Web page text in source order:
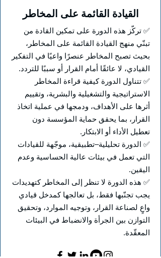
القيادة القائمة على المخاطر
✅ تركّز هذه الدورة على تمكين القادة من
تبنّي منهج القيادة القائمة على المخاطر،
بحيث تصبح المخاطر عنصرًا واعيًا في التفكير
القيادي، لا عائقًا أمام القرار أو سببًا للتردد.
✅ تتناول الدورة كيفية قراءة المخاطر
الاستراتيجية والتشغيلية والبشرية، وتقييم
أثرها على الأهداف، ودمجها في عملية اتخاذ
القرار، بما يحقق حماية المؤسسة دون
تعطيل الأداء أو الابتكار.
✅ الدورة تحليلية–تطبيقية، موجّهة للقيادات
التي تعمل في بيئات عالية الحساسية وعدم
اليقين.
✅ هذه الدورة لا تنظر إلى المخاطر كتهديدات
يجب تجنّبها فقط، بل تعالجها كمدخل قيادي
واعٍ لصناعة القرار، وتوجيه الموارد، وتحقيق
التوازن بين الجرأة والانضباط في البيئات
المعقّدة.